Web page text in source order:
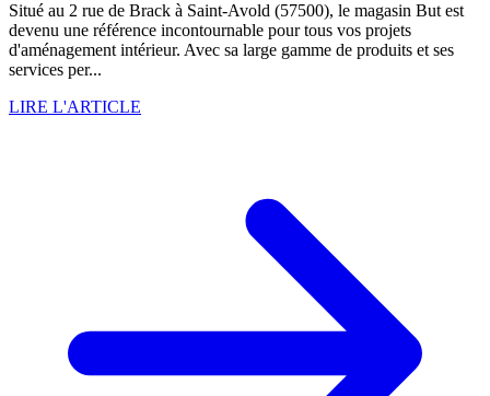
Situé au 2 rue de Brack à Saint-Avold (57500), le magasin But est
devenu une référence incontournable pour tous vos projets
d'aménagement intérieur. Avec sa large gamme de produits et ses
services per...
LIRE L'ARTICLE